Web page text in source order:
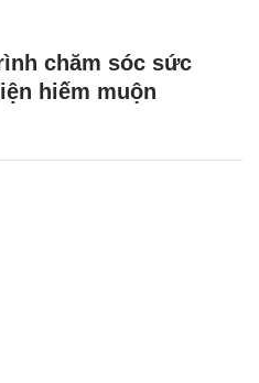
chăm sóc sức
hiếm muộn